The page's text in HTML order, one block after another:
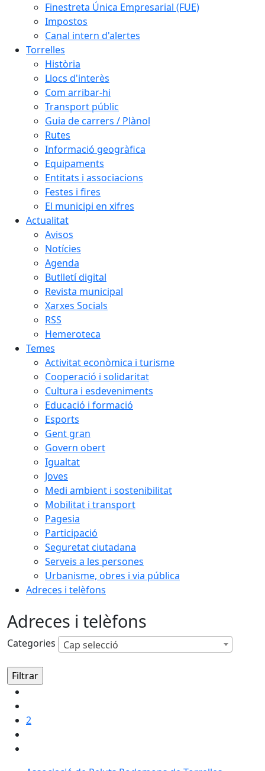
Finestreta Única Empresarial (FUE)
Impostos
Canal intern d'alertes
Torrelles
Història
Llocs d'interès
Com arribar-hi
Transport públic
Guia de carrers / Plànol
Rutes
Informació geogràfica
Equipaments
Entitats i associacions
Festes i fires
El municipi en xifres
Actualitat
Avisos
Notícies
Agenda
Butlletí digital
Revista municipal
Xarxes Socials
RSS
Hemeroteca
Temes
Activitat econòmica i turisme
Cooperació i solidaritat
Cultura i esdeveniments
Educació i formació
Esports
Gent gran
Govern obert
Igualtat
Joves
Medi ambient i sostenibilitat
Mobilitat i transport
Pagesia
Participació
Seguretat ciutadana
Serveis a les persones
Urbanisme, obres i via pública
Adreces i telèfons
Adreces i telèfons
Categories Cap selecció
2